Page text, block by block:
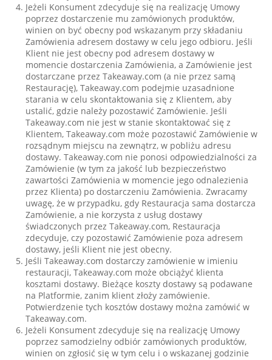
Jeżeli Konsument zdecyduje się na realizację Umowy
poprzez dostarczenie mu zamówionych produktów,
winien on być obecny pod wskazanym przy składaniu
Zamówienia adresem dostawy w celu jego odbioru. Jeśli
Klient nie jest obecny pod adresem dostawy w
momencie dostarczenia Zamówienia, a Zamówienie jest
dostarczane przez Takeaway.com (a nie przez samą
Restaurację), Takeaway.com podejmie uzasadnione
starania w celu skontaktowania się z Klientem, aby
ustalić, gdzie należy pozostawić Zamówienie. Jeśli
Takeaway.com nie jest w stanie skontaktować się z
Klientem, Takeaway.com może pozostawić Zamówienie w
rozsądnym miejscu na zewnątrz, w pobliżu adresu
dostawy. Takeaway.com nie ponosi odpowiedzialności za
Zamówienie (w tym za jakość lub bezpieczeństwo
zawartości Zamówienia w momencie jego odnalezienia
przez Klienta) po dostarczeniu Zamówienia. Zwracamy
uwagę, że w przypadku, gdy Restauracja sama dostarcza
Zamówienie, a nie korzysta z usług dostawy
świadczonych przez Takeaway.com, Restauracja
zdecyduje, czy pozostawić Zamówienie poza adresem
dostawy, jeśli Klient nie jest obecny.
Jeśli Takeaway.com dostarczy zamówienie w imieniu
restauracji, Takeaway.com może obciążyć klienta
kosztami dostawy. Bieżące koszty dostawy są podawane
na Platformie, zanim klient złoży zamówienie.
Potwierdzenie tych kosztów dostawy można zamówić w
Takeaway.com.
Jeżeli Konsument zdecyduje się na realizację Umowy
poprzez samodzielny odbiór zamówionych produktów,
winien on zgłosić się w tym celu i o wskazanej godzinie